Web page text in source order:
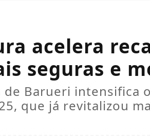
acelera
seguras e
Barueri intensifica
que já revitalizou